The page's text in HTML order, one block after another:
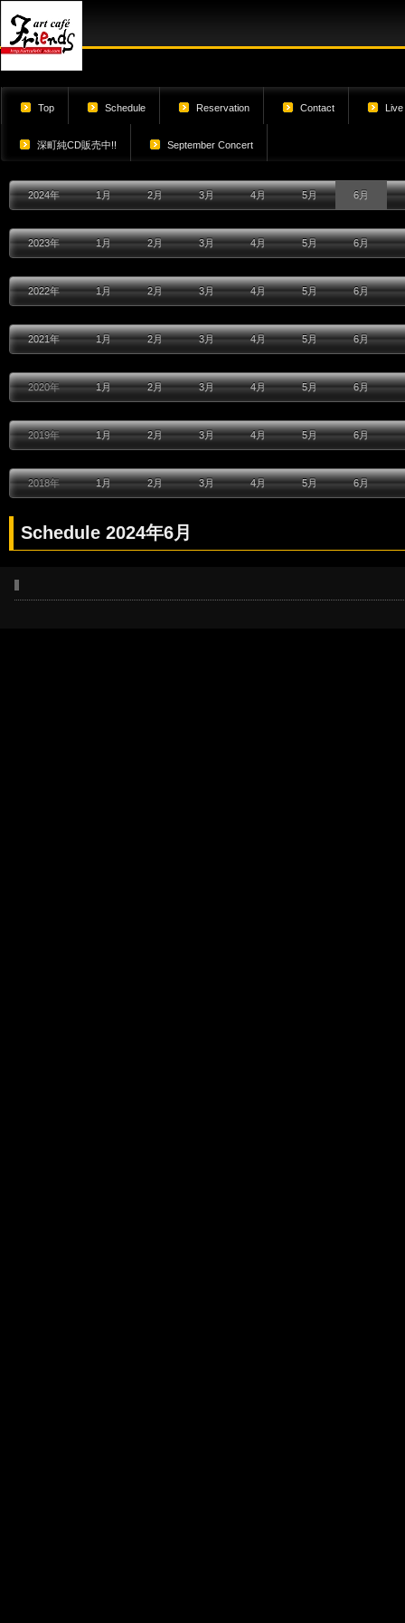
Top Schedule Reservation Contact
深町純CD販売中!! September Concert
2024年 1月 2月 3月 4月 5月 6月
2023年 1月 2月 3月 4月 5月 6月
2022年 1月 2月 3月 4月 5月 6月
2021年 1月 2月 3月 4月 5月 6月
2020年 1月 2月 3月 4月 5月 6月
2019年 1月 2月 3月 4月 5月 6月
2018年 1月 2月 3月 4月 5月 6月
Schedule 2024年6